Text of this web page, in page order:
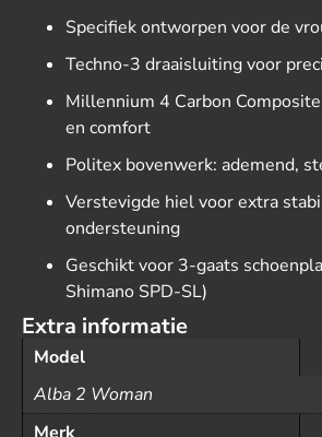
Specifiek ontworpen voor de
Techno-3 draaisluiting voor
Millennium 4 Carbon
en comfort
Politex bovenwerk: ademend,
Verstevigde hiel voor extra
ondersteuning
Geschikt voor 3-gaats
Shimano SPD-SL)
Extra informatie
Model
Alba 2 Woman